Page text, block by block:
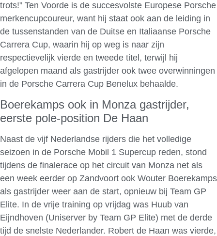
trots!” Ten Voorde is de succesvolste Europese Porsche
merkencupcoureur, want hij staat ook aan de leiding in
de tussenstanden van de Duitse en Italiaanse Porsche
Carrera Cup, waarin hij op weg is naar zijn
respectievelijk vierde en tweede titel, terwijl hij
afgelopen maand als gastrijder ook twee overwinningen
in de Porsche Carrera Cup Benelux behaalde.
Boerekamps ook in Monza gastrijder,
eerste pole-position De Haan
Naast de vijf Nederlandse rijders die het volledige
seizoen in de Porsche Mobil 1 Supercup reden, stond
tijdens de finalerace op het circuit van Monza net als
een week eerder op Zandvoort ook Wouter Boerekamps
als gastrijder weer aan de start, opnieuw bij Team GP
Elite. In de vrije training op vrijdag was Huub van
Eijndhoven (Uniserver by Team GP Elite) met de derde
tijd de snelste Nederlander. Robert de Haan was vierde,